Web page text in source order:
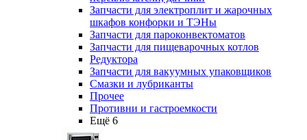
Запчасти для электроплит и жарочных
шкафов конфорки и ТЭНы
Запчасти для пароконвектоматов
Запчасти для пищеварочных котлов
Редуктора
Запчасти для вакуумных упаковщиков
Смазки и лубриканты
Прочее
Противни и гастроемкости
Ещё 6